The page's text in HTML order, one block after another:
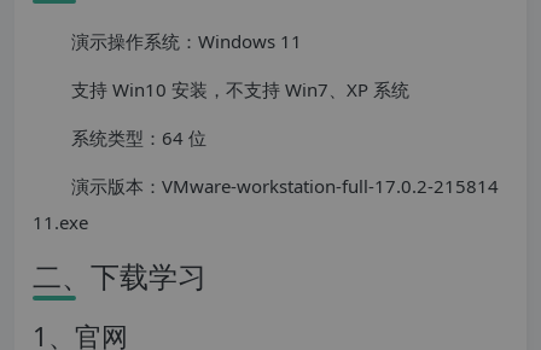
演示操作系统：Windows 11
支持 Win10 安装，不支持 Win7、XP 系统
系统类型：64 位
演示版本：VMware-workstation-full-17.0.2-215814
11.exe
二、下载学习
1、官网